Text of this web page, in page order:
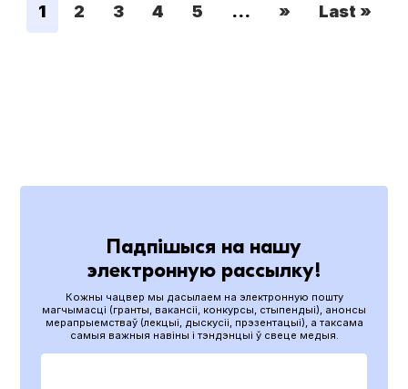
1 2 3 4 5 ... » Last »
Падпішыся на нашу
электронную рассылку!
Кожны чацвер мы дасылаем на электронную пошту
магчымасці (гранты, вакансіі, конкурсы, стыпендыі), анонсы
мерапрыемстваў (лекцыі, дыскусіі, прэзентацыі), а таксама
самыя важныя навіны і тэндэнцыі ў свеце медыя.